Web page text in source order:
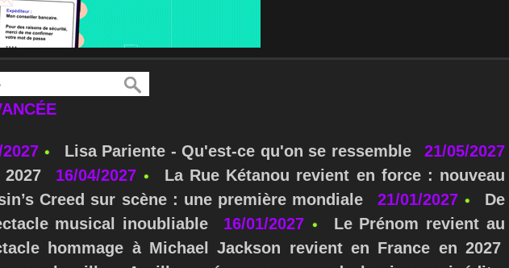
Lisa Pariente - Qu'est-ce qu'on se ressemble
21/05/2027
16/04/2027
La Rue Kétanou revient en force : nouveau
Creed sur scène : une première mondiale 21/01/2027
De
musical inoubliable
16/01/2027
Le Prénom revient au
hommage à Michael Jackson revient en France en 2027